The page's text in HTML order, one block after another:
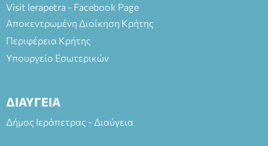
Visit Ierapetra - Facebook Page
Αποκεντρωμένη Διοίκηση Κρήτης
Περιφέρεια Κρήτης
Υπουργείο Εσωτερικών
ΔΙΑΥΓΕΙΑ
Δήμος Ιεράπετρας - Διαύγεια